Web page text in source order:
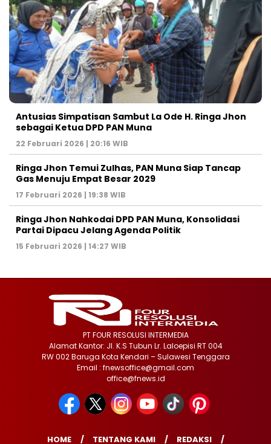
Antusias Simpatisan Sambut La Ode H. Ringa Jhon
sebagai Ketua DPD PAN Muna
22 Februari 2026 | 20:16 WIB
Ringa Jhon Temui Zulhas, PAN Muna Siap Tancap
Gas Menuju Empat Besar 2029
17 Februari 2026 | 19:38 WIB
Ringa Jhon Nahkodai DPD PAN Muna, Konsolidasi
Partai Dipacu Jelang Agenda Politik
15 Februari 2026 | 14:27 WIB
PT FOUR RESOLUSI INTERMEDIA
Alamat Kantor: Jl. K.S Tubun Lr. Laloepisi RT 004
RW 002 Baruga Kota Kendari – Sulawesi Tenggara
Email : fnewsoffice@gmail.com
office@fnews.id
HOME TENTANG KAMI REDAKSI